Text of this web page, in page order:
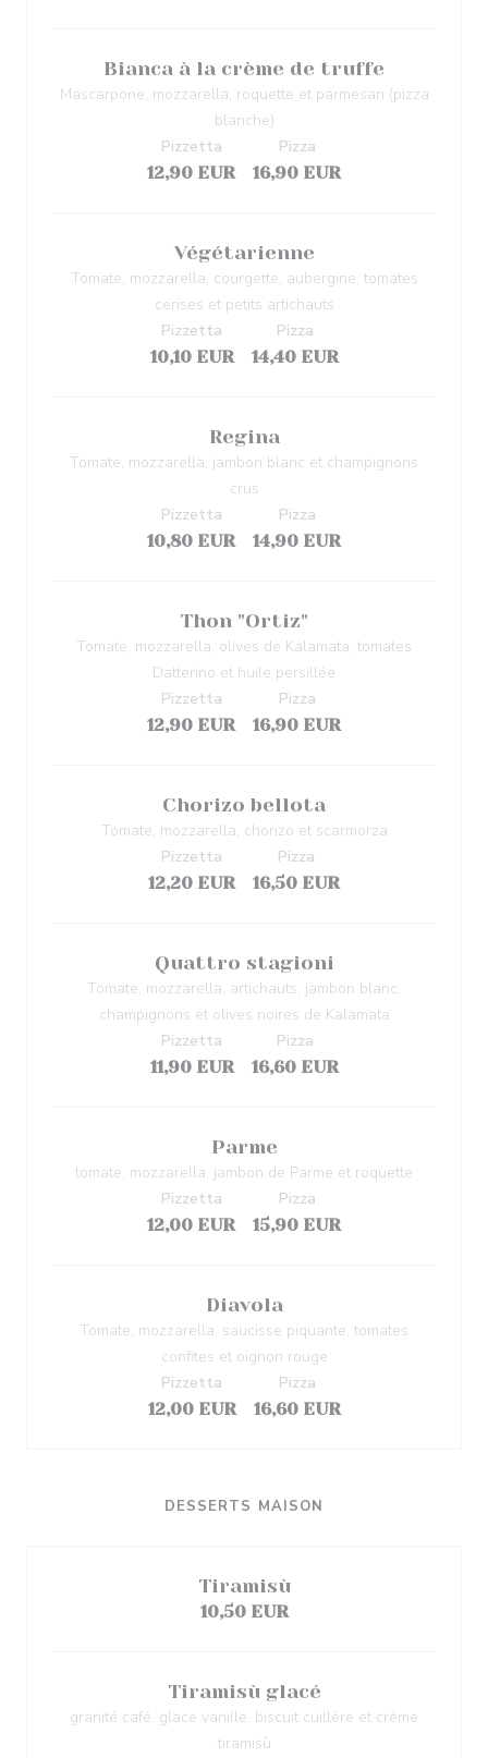
Bianca à la crème de truffe
Mascarpone, mozzarella, roquette et parmesan (pizza
blanche)
12,90 EUR
Pizzetta
16,90 EUR
Pizza
Végétarienne
Tomate, mozzarella, courgette, aubergine, tomates
cerises et petits artichauts
10,10 EUR
Pizzetta
14,40 EUR
Pizza
Regina
Tomate, mozzarella, jambon blanc et champignons
crus
10,80 EUR
Pizzetta
14,90 EUR
Pizza
Thon "Ortiz"
Tomate, mozzarella, olives de Kalamata, tomates
Datterino et huile persillée
12,90 EUR
Pizzetta
16,90 EUR
Pizza
Chorizo bellota
Tomate, mozzarella, chorizo et scarmorza
12,20 EUR
Pizzetta
16,50 EUR
Pizza
Quattro stagioni
Tomate, mozzarella, artichauts, jambon blanc,
champignons et olives noires de Kalamata
11,90 EUR
Pizzetta
16,60 EUR
Pizza
Parme
tomate, mozzarella, jambon de Parme et roquette
12,00 EUR
Pizzetta
15,90 EUR
Pizza
Diavola
Tomate, mozzarella, saucisse piquante, tomates
confites et oignon rouge
12,00 EUR
Pizzetta
16,60 EUR
Pizza
DESSERTS MAISON
Tiramisù
10,50 EUR
Tiramisù glacé
granité café, glace vanille, biscuit cuillère et crème
tiramisù